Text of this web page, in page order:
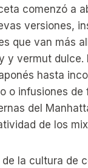
comenzó a
versiones,
que van más
y vermut dulce.
hasta
o infusiones de
del
de los
la cultura de